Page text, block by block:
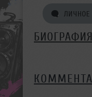
БИОГРАФИЯ